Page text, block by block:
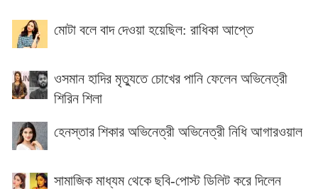
মোটা বলে বাদ দেওয়া হয়েছিল: রাধিকা আপ্তে
ওসমান হাদির মৃত্যুতে চোখের পানি ফেলেন অভিনেত্রী
শিরিন শিলা
হেনস্তার শিকার অভিনেত্রী অভিনেত্রী নিধি আগারওয়াল
সামাজিক মাধ্যম থেকে ছবি-পোস্ট ডিলিট করে দিলেন